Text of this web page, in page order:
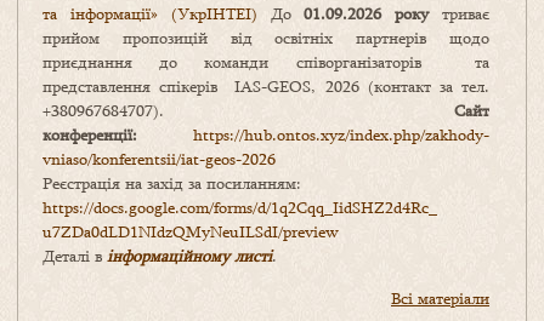
та інформації» (УкрІНТЕІ) До01.09.2026 рокутриває
прийом пропозицій від освітніх партнерів щодо
приєднання до команди співорганізаторів та
представлення спікерів IAS-GEOS, 2026 (контакт за тел.
+380967684707). Сайт
конференції: https://hub.ontos.xyz/index.php/zakhody-
vniaso/konferentsii/iat-geos-2026
Реєстрація на захід за посиланням:
https://docs.google.com/forms/d/1q2Cqq_IidSHZ2d4Rc_
u7ZDa0dLD1NIdzQMyNeuILSdI/preview
Деталі в інформаційному листі.
Всі матеріали